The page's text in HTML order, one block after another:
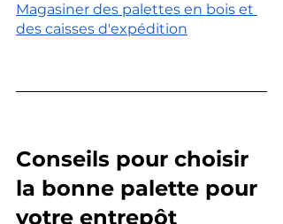
Magasiner des palettes en bois et
des caisses d'expédition
Conseils pour choisir
la bonne palette pour
votre entrepôt